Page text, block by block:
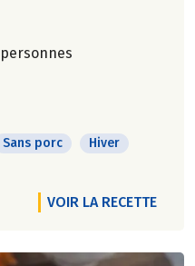
Sans porc Hiver
VOIR LA RECETTE